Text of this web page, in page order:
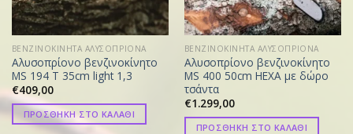
ΒΕΝΖΙΝΟΚΙΝΗΤΑ ΑΛΥΣΟΠΡΙΟΝΑ
Αλυσοπρίονο βενζινοκίνητο
MS 194 T 35cm light 1,3
€409,00
ΠΡΟΣΘΗΚΗ ΣΤΟ ΚΑΛΑΘΙ
ΒΕΝΖΙΝΟΚΙΝΗΤΑ ΑΛΥΣΟΠΡΙΟΝΑ
Αλυσοπρίονο βενζινοκίνητο
MS 400 50cm HEXA με δώρο
τσάντα
€1.299,00
ΠΡΟΣΘΗΚΗ ΣΤΟ ΚΑΛΑΘΙ